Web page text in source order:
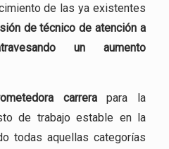
de las ya existentes
de técnico de atención a
un aumento
carrerapara la
de trabajo estable en la
todas aquellas categorías